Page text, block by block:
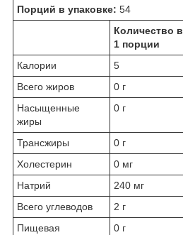
Порций в упаковке: 54
Количество в
1 порции
Калории
5
Всего жиров
0 г
Насыщенные
жиры
0 г
Трансжиры
0 г
Холестерин
0 мг
Натрий
240 мг
Всего углеводов
2 г
Пищевая
0 г